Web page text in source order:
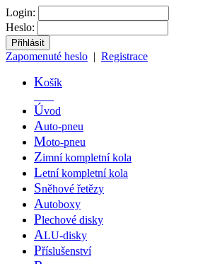
Login:
Heslo:
Zapomenuté heslo | Registrace
Košík
Úvod
Auto-pneu
Moto-pneu
Zimní kompletní kola
Letní kompletní kola